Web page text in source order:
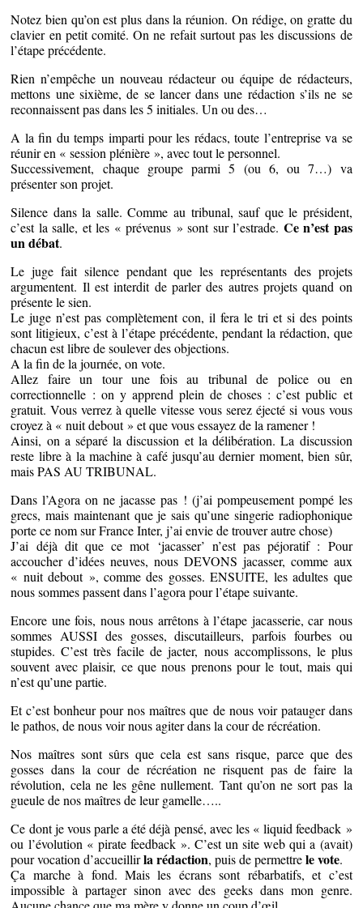
Notez bien qu’on est plus dans la réunion. On rédige, on gratte du
clavier en petit comité. On ne refait surtout pas les discussions de
l’étape précédente.
Rien n’empêche un nouveau rédacteur ou équipe de rédacteurs,
mettons une sixième, de se lancer dans une rédaction s’ils ne se
reconnaissent pas dans les 5 initiales. Un ou des…
A la fin du temps imparti pour les rédacs, toute l’entreprise va se
réunir en « session plénière », avec tout le personnel.
Successivement, chaque groupe parmi 5 (ou 6, ou 7…) va
présenter son projet.
Silence dans la salle. Comme au tribunal, sauf que le président,
c’est la salle, et les « prévenus » sont sur l’estrade. Ce n’est pas
un débat.
Le juge fait silence pendant que les représentants des projets
argumentent. Il est interdit de parler des autres projets quand on
présente le sien.
Le juge n’est pas complètement con, il fera le tri et si des points
sont litigieux, c’est à l’étape précédente, pendant la rédaction, que
chacun est libre de soulever des objections.
A la fin de la journée, on vote.
Allez faire un tour une fois au tribunal de police ou en
correctionnelle : on y apprend plein de choses : c’est public et
gratuit. Vous verrez à quelle vitesse vous serez éjecté si vous vous
croyez à « nuit debout » et que vous essayez de la ramener !
Ainsi, on a séparé la discussion et la délibération. La discussion
reste libre à la machine à café jusqu’au dernier moment, bien sûr,
mais PAS AU TRIBUNAL.
Dans l’Agora on ne jacasse pas ! (j’ai pompeusement pompé les
grecs, mais maintenant que je sais qu’une singerie radiophonique
porte ce nom sur France Inter, j’ai envie de trouver autre chose)
J’ai déjà dit que ce mot ‘jacasser’ n’est pas péjoratif : Pour
accoucher d’idées neuves, nous DEVONS jacasser, comme aux
« nuit debout », comme des gosses. ENSUITE, les adultes que
nous sommes passent dans l’agora pour l’étape suivante.
Encore une fois, nous nous arrêtons à l’étape jacasserie, car nous
sommes AUSSI des gosses, discutailleurs, parfois fourbes ou
stupides. C’est très facile de jacter, nous accomplissons, le plus
souvent avec plaisir, ce que nous prenons pour le tout, mais qui
n’est qu’une partie.
Et c’est bonheur pour nos maîtres que de nous voir patauger dans
le pathos, de nous voir nous agiter dans la cour de récréation.
Nos maîtres sont sûrs que cela est sans risque, parce que des
gosses dans la cour de récréation ne risquent pas de faire la
révolution, cela ne les gêne nullement. Tant qu’on ne sort pas la
gueule de nos maîtres de leur gamelle…..
Ce dont je vous parle a été déjà pensé, avec les « liquid feedback »
ou l’évolution « pirate feedback ». C’est un site web qui a (avait)
pour vocation d’accueillirla rédaction, puis de permettrele vote.
Ça marche à fond. Mais les écrans sont rébarbatifs, et c’est
impossible à partager sinon avec des geeks dans mon genre.